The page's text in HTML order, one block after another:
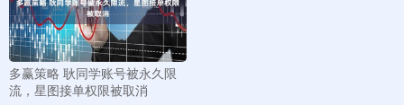
多赢策略 耿同学账号被永久限
流，星图接单权限被取消